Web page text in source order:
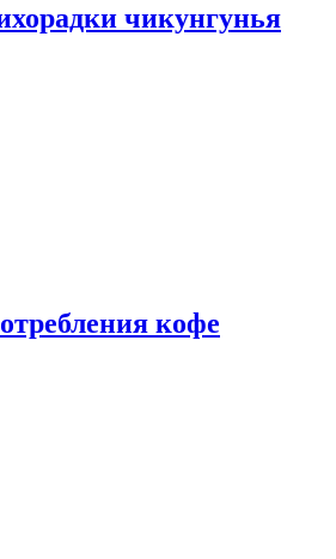
чикунгунья
кофе